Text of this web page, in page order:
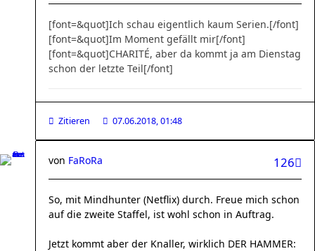
[font=&quot]Ich schau eigentlich kaum Serien.[/font]
[font=&quot]Im Moment gefällt mir[/font]
[font=&quot]CHARITÉ, aber da kommt ja am Dienstag
schon der letzte Teil[/font]
Zitieren 07.06.2018, 01:48
126
von FaRoRa
So, mit Mindhunter (Netflix) durch. Freue mich schon
auf die zweite Staffel, ist wohl schon in Auftrag.
Jetzt kommt aber der Knaller, wirklich DER HAMMER: